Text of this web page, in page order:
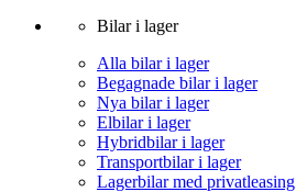
Bilar i lager
Alla bilar i lager
Begagnade bilar i lager
Nya bilar i lager
Elbilar i lager
Hybridbilar i lager
Transportbilar i lager
Lagerbilar med privatleasing